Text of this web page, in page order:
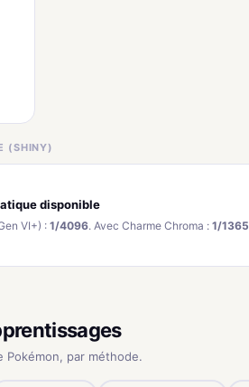
(SHINY)
disponible
VI+) : 1/4096. Avec Charme Chroma : 1/1365
Pokémon, par méthode.